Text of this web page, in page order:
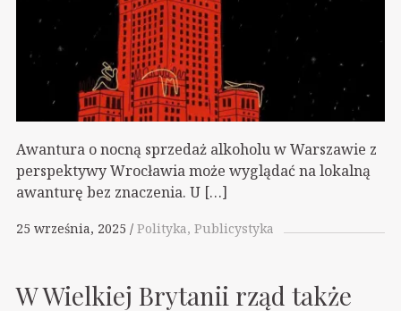
Awantura o nocną sprzedaż alkoholu w Warszawie z
perspektywy Wrocławia może wyglądać na lokalną
awanturę bez znaczenia. U […]
25 września, 2025 Polityka Publicystyka
W Wielkiej Brytanii rząd także